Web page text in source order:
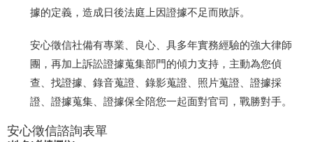
據的定義，造成日後法庭上因證據不足而敗訴。
安心徵信社備有專業、良心、具多年實務經驗的強大律師
團，再加上訴訟證據蒐集部門的傾力支持，主動為您偵
查、找證據、錄音蒐證、錄影蒐證、照片蒐證、證據採
證、證據蒐集、證據保全陪您一起面對官司，戰勝對手。
安心徵信諮詢表單